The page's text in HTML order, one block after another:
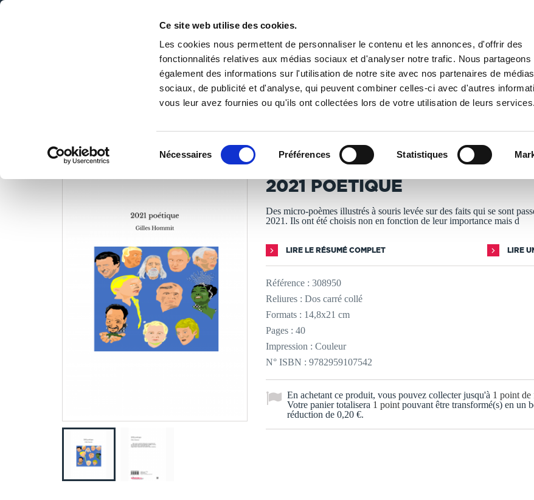
Ce site web utilise des cookies.
Les cookies nous permettent de personnaliser le contenu et les annonces, d'offrir des
fonctionnalités relatives aux médias sociaux et d'analyser notre trafic. Nous partageons
également des informations sur l'utilisation de notre site avec nos partenaires de médias
sociaux, de publicité et d'analyse, qui peuvent combiner celles-ci avec d'autres
vous leur avez fournies ou qu'ils ont collectées lors de votre utilisation de leurs services.
Nécessaires Préférences Statistiques
DE LA PAGE BLANCHE... AU BEST SELLER
PUBLIER UN LIVRE LIBRAIRIE
/ Littérature / Poésies / 2021 poétique
LES LIVRES SONT IMPRIMÉS À LA DEMANDE - DÉLAI ACTUEL : 3 À
2021 POÉTIQUE
Des micro-poèmes illustrés à souris levée sur des faits qui se sont
2021. Ils ont été choisis non en fonction de leur importance mais d
LIRE LE RÉSUMÉ COMPLET LIRE
Référence : 308950
Reliures : Dos carré collé
Formats : 14,8x21 cm
Pages : 40
Impression : Couleur
N° ISBN : 9782959107542
En achetant ce produit, vous pouvez collecter jusqu'à 1 point de
Votre panier totalisera 1 point pouvant être transformé(s) en un
réduction de 0,20 €.